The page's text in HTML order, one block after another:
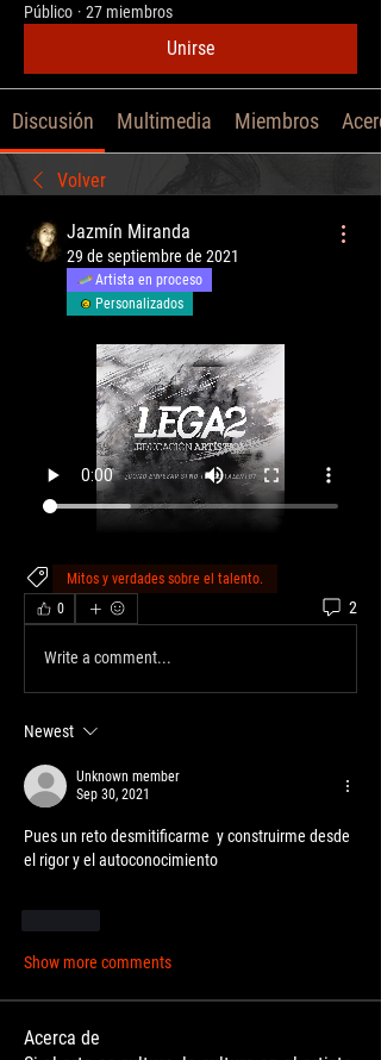
Público · 27 miembros
Unirse
Discusión Multimedia Miembros
Volver
Jazmín Miranda
29 de septiembre de 2021
Artista en proceso
Personalizados
Mitos y verdades sobre el talento.
0
2
Write a comment...
Newest
Unknown member
Sep 30, 2021
Pues un reto desmitificarme  y construirme desde
el rigor y el autoconocimiento
Show more comments
Acerca de